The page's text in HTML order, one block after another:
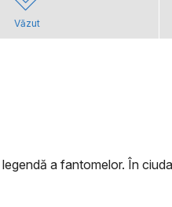
Văzut
a fantomelor. În